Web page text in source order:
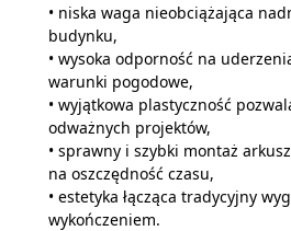
• niska waga nieobciążająca
budynku,
• wysoka odporność na
warunki pogodowe,
• wyjątkowa plastyczność
odważnych projektów,
• sprawny i szybki montaż
na oszczędność czasu,
• estetyka łącząca tradycyjny
wykończeniem.